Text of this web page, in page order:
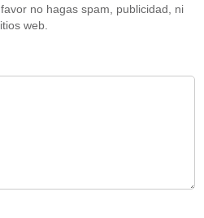
no hagas spam, publicidad, ni
web.